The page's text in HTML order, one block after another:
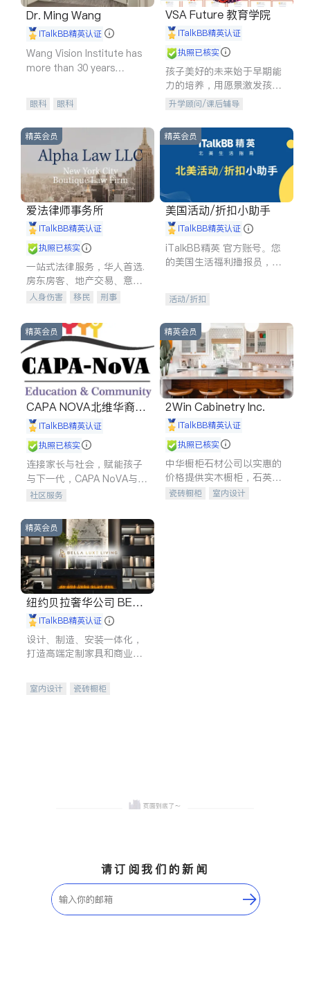
Dr. Ming Wang
iTalkBB精英认证
Wang Vision Institute has
more than 30 years
眼科 眼科
VSA Future 教育学院
iTalkBB精英认证
执照已核实
孩子美好的未来始于早期能
力的培养，用愿景激发孩子
的学习潜力和动力。理念：
拥有成长型心态是成功的基
石。
升学顾问/课后辅导
精英会员
爱法律师事务所
iTalkBB精英认证
执照已核实
一站式法律服务，华人首选.
房东房客、地产交易、意外
伤害、车祸重伤、商业诉
建筑合同、刑事案件全包办
人身伤害 移民
刑事
信托/遗嘱
商业
索赔
律师-其它 保释
精英会员
美国活动/折扣小助手
iTalkBB精英认证
iTalkBB精英 官方账号。您
的美国生活福利播报员，精
专属福利。
活动/折扣
精英会员
CAPA NOVA北维华裔家
长会iTalkBB精英认证
执照已核实
连接家长与社会，赋能孩子
与下一代，CAPA NoVA与您
携手建设包容、公平、充满
社区服务
精英会员
2Win Cabinetry Inc.
iTalkBB精英认证
执照已核实
中华橱柜石材公司以实惠的
价格提供实木橱柜，石英石
台面，多种优质不锈钢水
瓷砖橱柜
室内设计
精英会员
纽约贝拉奢华公司 BELL
A LUXE
iTalkBB精英认证
设计、制造、安装一体化，
打造高端定制家具和商业空
室内设计
瓷砖橱柜
请订阅我们的新闻